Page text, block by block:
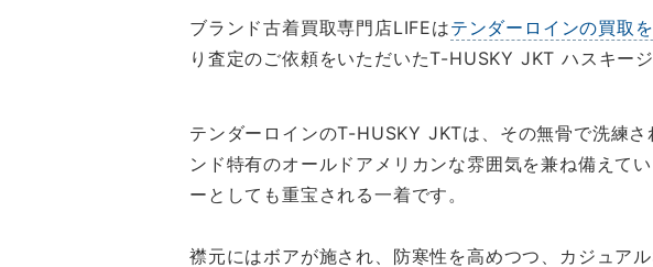
ブランド古着買取専門店LIFEはテンダーロインの買取
り査定のご依頼をいただいたT-HUSKY JKT ハスキージ
テンダーロインのT-HUSKY JKTは、その無骨で洗練
ンド特有のオールドアメリカンな雰囲気を兼ね備えて
ーとしても重宝される一着です。
襟元にはボアが施され、防寒性を高めつつ、カジュア